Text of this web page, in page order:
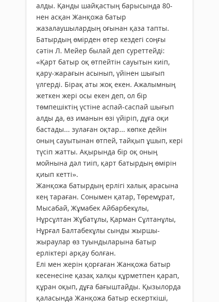
алды. Қанды шайқастың барысында 80-
нен асқан Жанқожа батыр
жазалаушылардың оғынан қаза тапты.
Батырдың өмірден өтер кездегі соңғы
сәтін Л. Мейер былай деп суреттейді:
«Қарт батыр оқ өтпейтін сауытын киіп,
қару-жарағын асынып, үйінен шығып
үлгерді. Бірақ аты жоқ екен. Ажалымның
жеткен жері осы екен деп, ол бір
төмпешіктің үстіне аспай-саспай шығып
алды да, өз иманын өзі үйіріп, дұға оқи
бастады... зулаған оқтар... көпке дейін
оның сауытынан өтпей, тайқып ұшып, кері
түсіп жатты. Ақырында бір оқ оның
мойнына дәл тиіп, қарт батырдың өмірін
қиып кетті».
Жанқожа батырдың ерлігі халық арасына
кең тараған. Сонымен қатар, Төремұрат,
Мысабай, Жұмабек Айбарбекұлы,
Нұрсұлтан Жұбатұлы, Қарман Сұлтанұлы,
Нұрғал Балтабекұлы сынды жыршы-
жыраулар өз туындыларына батыр
ерліктері арқау болған.
Елі мен жерін қорғаған Жанқожа батыр
кесенесіне қазақ халқы құрметпен қарап,
құран оқып, дұға бағыштайды. Қызылорда
қаласында Жанқожа батыр ескерткіші,